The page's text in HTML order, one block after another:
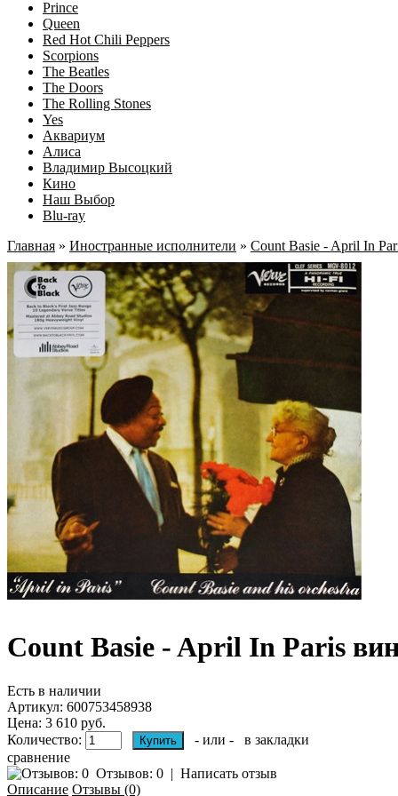
Prince
Queen
Red Hot Chili Peppers
Scorpions
The Beatles
The Doors
The Rolling Stones
Yes
Аквариум
Алиса
Владимир Высоцкий
Кино
Наш Выбор
Blu-ray
Главная » Иностранные исполнители » Count Basie - April In
Count Basie - April In Paris
Есть в наличии
Артикул: 600753458938
Цена: 3 610 руб.
Количество:
- или -
в закладки
сравнение
Отзывов: 0 | Написать отзыв
Описание Отзывы (0)